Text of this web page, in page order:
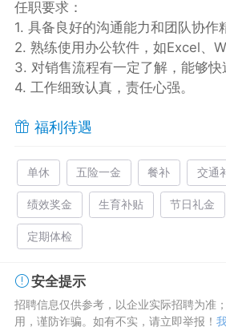
任职要求：
1. 具备良好的沟通能力和团队协作
2. 熟练使用办公软件，如Excel、
3. 对销售流程有一定了解，能够快
4. 工作细致认真，责任心强。
福利待遇
单休 五险一金 餐补 交通
绩效奖金 生育补贴 节日礼金
定期体检
安全提示
招聘信息仅供参考，以企业实际招聘为准
用，谨防诈骗。如有不实，请立即举报！